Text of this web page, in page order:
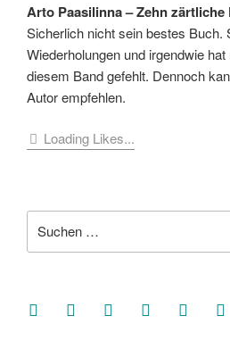
Arto Paasilinna – Zehn
Sicherlich nicht sein bestes Buch.
Wiederholungen und irgendwie
diesem Band gefehlt. Dennoch
Autor empfehlen.
Loading Likes...
nach:
facebooksoundcloud
twitter mastodoninstagram